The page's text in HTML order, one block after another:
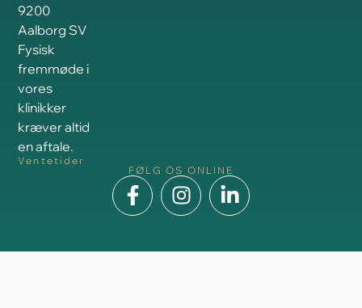
9200
Aalborg SV
Fysisk
fremmøde i
vores
klinikker
kræver altid
en aftale.
Ventetider
FØLG OS ONLINE